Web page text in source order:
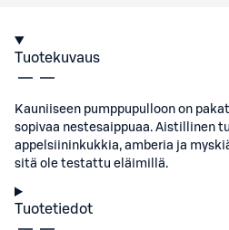
Tuotekuvaus
Kauniiseen pumppupulloon on
sopivaa nestesaippuaa. Aistillinen
appelsiininkukkia, amberia ja
sitä ole testattu eläimillä.
Tuotetiedot